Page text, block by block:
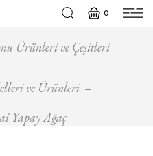
0
Ürünleri ve Çeşitleri
ve Ürünleri
Yapay Ağaç